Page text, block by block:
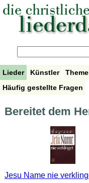
Lieder Künstler
Häufig gestellte Fragen
Bereitet dem
Jesu Name nie